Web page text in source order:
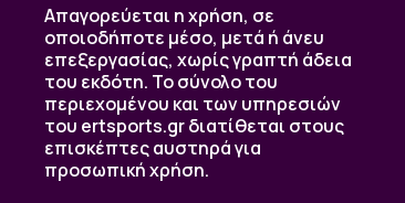
Απαγορεύεται η χρήση, σε
οποιοδήποτε μέσο, μετά ή άνευ
επεξεργασίας, χωρίς γραπτή άδεια
του εκδότη. Το σύνολο του
περιεχομένου και των υπηρεσιών
του ertsports.gr διατίθεται στους
επισκέπτες αυστηρά για
προσωπική χρήση.